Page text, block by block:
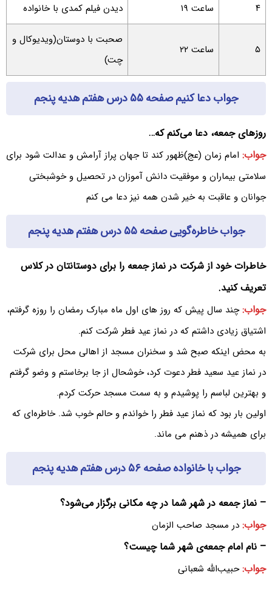
۴ ساعت ۱۹ دیدن فیلم کمدی با خانواده
۵ ساعت ۲۲
صحبت با دوستان(ویدیوکال و
چت)
جواب دعا کنیم صفحه ۵۵ درس هفتم هدیه پنجم
روزهای جمعه، دعا می‌کنم که…
جواب: امام زمان (عج)ظهور کند تا جهان پراز آرامش و عدالت شود برای
سلامتی بیماران و موفقیت دانش آموزان در تحصیل و خوشبختی
جوانان و عاقبت به خیر شدن همه نیز دعا می کنم
جواب خاطره‌گویی صفحه ۵۵ درس هفتم هدیه پنجم
خاطرات خود از شرکت در نماز جمعه را برای دوستانتان در کلاس
تعریف کنید.
جواب:چند سال پیش که روز های اول ماه مبارک رمضان را روزه گرفتم،
اشتیاق زیادی داشتم که در نماز عید فطر شرکت کنم.
به محض اینکه صبح شد و سخنران مسجد از اهالی محل برای شرکت
در نماز عید سعید فطر دعوت کرد، خوشحال از جا برخاستم و وضو گرفتم
و بهترین لباسم را پوشیدم و به سمت مسجد حرکت کردم.
اولین بار بود که نماز عید فطر را خواندم و حالم خوب شد. خاطره‌ای که
برای همیشه در ذهنم می ماند.
جواب با خانواده صفحه ۵۶ درس هفتم هدیه پنجم
– نماز جمعه در شهر شما در چه مکانی برگزار می‌شود؟
جواب: در مسجد صاحب الزمان
– نام امام جمعه‌ی شهر شما چیست؟
جواب:حبیب‌الله شعبانی